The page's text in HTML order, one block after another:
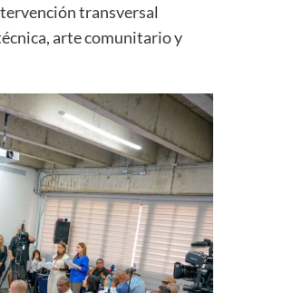
transversal
arte comunitario y